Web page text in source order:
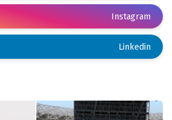
Instagram
Linkedin